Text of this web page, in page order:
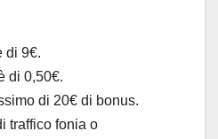
di 9€.
di 0,50€.
di 20€ di bonus.
traffico fonia o